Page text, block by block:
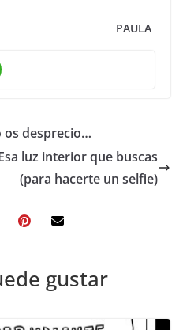
PAULA
os desprecio…
luz interior que buscas
(para hacerte un selfie)
gustar